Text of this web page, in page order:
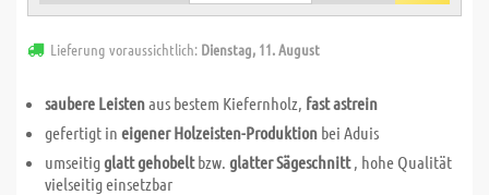
Lieferung voraussichtlich: Dienstag, 11. August
saubere Leistenaus bestem Kiefernholz, fast astrein
gefertigt in eigener Holzeisten-Produktion bei Aduis
umseitigglatt gehobeltbzw. glatter Sägeschnitt, hohe Qualität
vielseitig einsetzbar